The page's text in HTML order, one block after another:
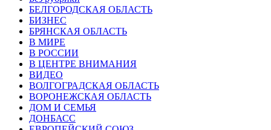
БЕЛГОРОДСКАЯ ОБЛАСТЬ
БИЗНЕС
БРЯНСКАЯ ОБЛАСТЬ
В МИРЕ
В РОССИИ
В ЦЕНТРЕ ВНИМАНИЯ
ВИДЕО
ВОЛГОГРАДСКАЯ ОБЛАСТЬ
ВОРОНЕЖСКАЯ ОБЛАСТЬ
ДОМ И СЕМЬЯ
ДОНБАСС